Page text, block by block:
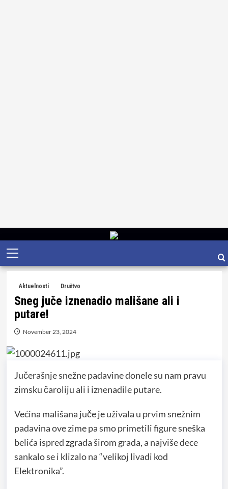
Skip
to
content
Primary
Menu
Aktuelnosti Društvo
Sneg juče iznenadio mališane ali i
putare!
November 23, 2024
Jučerašnje snežne padavine donele su nam pravu
zimsku čaroliju ali i iznenadile putare.
Većina mališana juče je uživala u prvim snežnim
padavina ove zime pa smo primetili figure sneška
belića ispred zgrada širom grada, a najviše dece
sankalo se i klizalo na “velikoj livadi kod
Elektronika”.